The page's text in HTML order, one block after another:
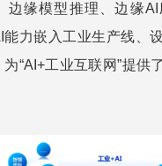
边缘模型推理、边缘
能力嵌入工业生产线、
“AI+工业互联网”提供